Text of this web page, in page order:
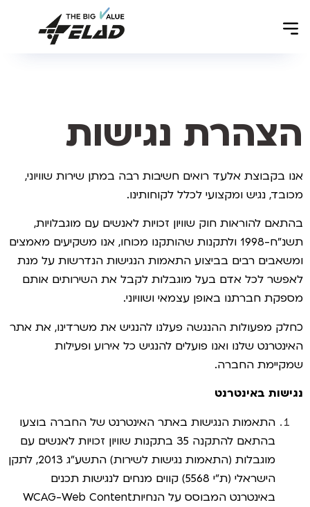
הצהרת נגישות
אנו בקבוצת אלעד רואים חשיבות רבה במתן שירות שוויוני,
מכובד, נגיש ומקצועי לכלל לקוחותינו.
בהתאם להוראות חוק שוויון זכויות לאנשים עם מוגבלויות,
תשנ”ח-1998 ולתקנות שהותקנו מכוחו, אנו משקיעים מאמצים
ומשאבים רבים בביצוע התאמות הנגישות הנדרשות על מנת
לאפשר לכל אדם בעל מוגבלות לקבל את השירותים אותם
מספקת חברתנו באופן עצמאי ושוויוני.
כחלק מפעולות ההנגשה פעלנו להנגיש את משרדינו, את אתר
האינטרנט שלנו ואנו פועלים להנגיש כל אירוע ופעילות
שמקיימת החברה.
נגישות באינטרנט
התאמות הנגישות באתר האינטרנט של החברה בוצעו
בהתאם להתקנה 35 בתקנות שוויון זכויות לאנשים עם
מוגבלות (התאמות נגישות לשירות) התשע”ג 2013, לתקן
הישראלי (ת”י 5568) קווים מנחים לנגישות תכנים
באינטרנט המבוסס על הנחיותWCAG-Web Content